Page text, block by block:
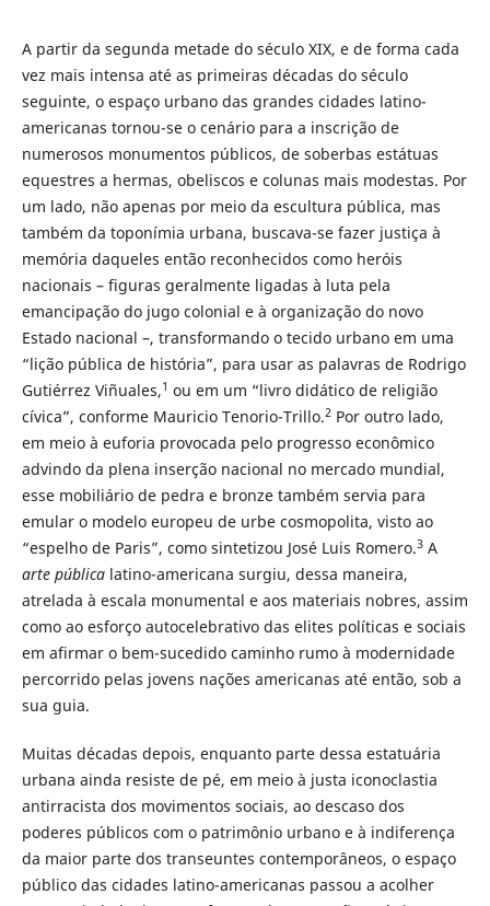
A partir da segunda metade do século XIX, e de forma cada
vez mais intensa até as primeiras décadas do século
seguinte, o espaço urbano das grandes cidades latino-
americanas tornou-se o cenário para a inscrição de
numerosos monumentos públicos, de soberbas estátuas
equestres a hermas, obeliscos e colunas mais modestas. Por
um lado, não apenas por meio da escultura pública, mas
também da toponímia urbana, buscava-se fazer justiça à
memória daqueles então reconhecidos como heróis
nacionais – figuras geralmente ligadas à luta pela
emancipação do jugo colonial e à organização do novo
Estado nacional –, transformando o tecido urbano em uma
“lição pública de história”, para usar as palavras de Rodrigo
Gutiérrez Viñuales,1 ou em um “livro didático de religião
cívica”, conforme Mauricio Tenorio-Trillo.2Por outro lado,
em meio à euforia provocada pelo progresso econômico
advindo da plena inserção nacional no mercado mundial,
esse mobiliário de pedra e bronze também servia para
emular o modelo europeu de urbe cosmopolita, visto ao
“espelho de Paris”, como sintetizou José Luis Romero.3A
arte pública latino-americana surgiu, dessa maneira,
atrelada à escala monumental e aos materiais nobres, assim
como ao esforço autocelebrativo das elites políticas e sociais
em afirmar o bem-sucedido caminho rumo à modernidade
percorrido pelas jovens nações americanas até então, sob a
sua guia.
Muitas décadas depois, enquanto parte dessa estatuária
urbana ainda resiste de pé, em meio à justa iconoclastia
antirracista dos movimentos sociais, ao descaso dos
poderes públicos com o patrimônio urbano e à indiferença
da maior parte dos transeuntes contemporâneos, o espaço
público das cidades latino-americanas passou a acolher